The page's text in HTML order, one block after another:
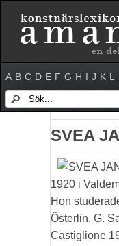
A B C D E F G H I J K L
SVEA
1920 i
Hon
Österlin. G.
Castiglione